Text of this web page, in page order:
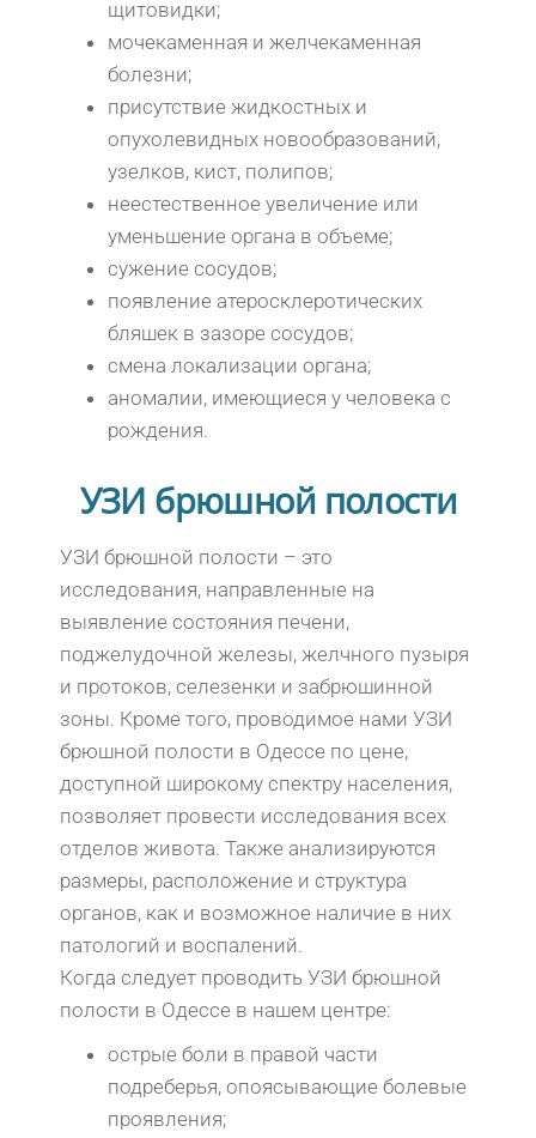
щитовидки;
мочекаменная и желчекаменная
болезни;
присутствие жидкостных и
опухолевидных новообразований,
узелков, кист, полипов;
неестественное увеличение или
уменьшение органа в объеме;
сужение сосудов;
появление атеросклеротических
бляшек в зазоре сосудов;
смена локализации органа;
аномалии, имеющиеся у человека с
рождения.
УЗИ брюшной полости
УЗИ брюшной полости – это
исследования, направленные на
выявление состояния печени,
поджелудочной железы, желчного пузыря
и протоков, селезенки и забрюшинной
зоны. Кроме того, проводимое нами УЗИ
брюшной полости в Одессе по цене,
доступной широкому спектру населения,
позволяет провести исследования всех
отделов живота. Также анализируются
размеры, расположение и структура
органов, как и возможное наличие в них
патологий и воспалений.
Когда следует проводить УЗИ брюшной
полости в Одессе в нашем центре:
острые боли в правой части
подреберья, опоясывающие болевые
проявления;